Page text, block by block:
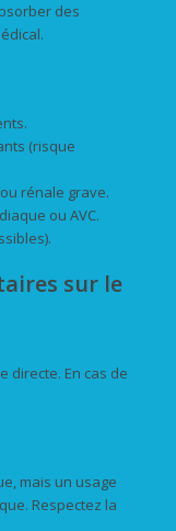
des
(risque
rénale grave.
ou AVC.
sur le
directe. En cas de
mais un usage
Respectez la